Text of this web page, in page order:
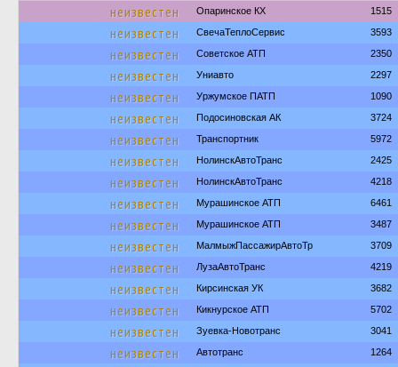
неизвестен Опаринское КХ 1515
неизвестен СвечаТеплоСервис 3593
неизвестен Советское АТП 2350
неизвестен Униавто 2297
неизвестен Уржумское ПАТП 1090
неизвестен Подосиновская АК 3724
неизвестен Транспортник 5972
неизвестен НолинскАвтоТранс 2425
неизвестен НолинскАвтоТранс 4218
неизвестен Мурашинское АТП 6461
неизвестен Мурашинское АТП 3487
неизвестен МалмыжПассажирАвтоТр 3709
неизвестен ЛузаАвтоТранс 4219
неизвестен Кирсинская УК 3682
неизвестен Кикнурское АТП 5702
неизвестен Зуевка-Новотранс 3041
неизвестен Автотранс 1264